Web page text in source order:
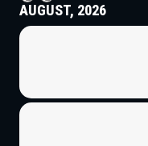
AUGUST, 2026